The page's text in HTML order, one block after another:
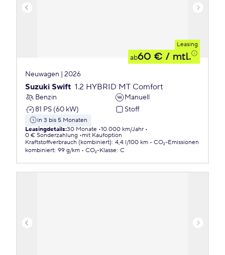
Leasing
ab60 € / mtl.
Neuwagen | 2026
Suzuki Swift 1.2 HYBRID MT Comfort
Benzin
Manuell
81 PS (60 kW)
Stoff
in 3 bis 5 Monaten
Leasingdetails:30 Monate 10.000 km/Jahr
0 € Sonderzahlung
mit Kaufoption
Kraftstoffverbrauch (kombiniert): 4,4 l/100 km
CO₂-Emissionen
kombiniert: 99 g/km CO₂-Klasse: C